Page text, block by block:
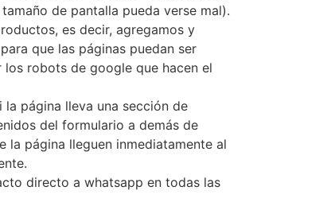
de pantalla pueda verse mal).
es decir, agregamos y
que las páginas puedan ser
robots de google que hacen el
página lleva una sección de
del formulario a demás de
la página lleguen inmediatamente al
directo a whatsapp en todas las